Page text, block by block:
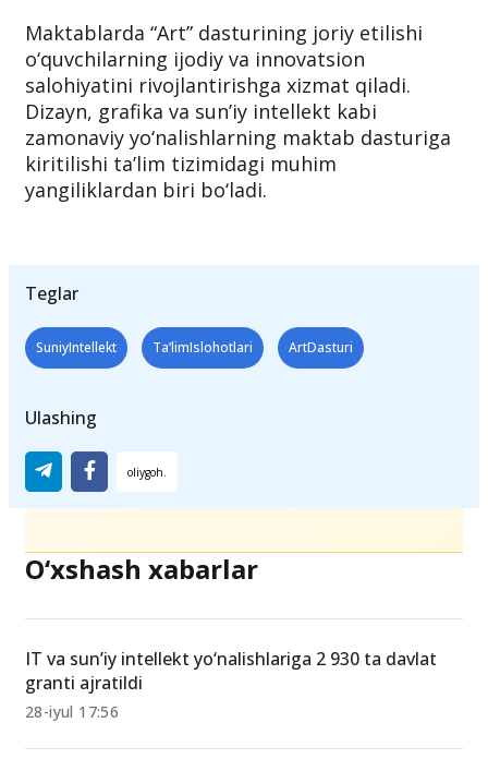
Maktablarda “Art” dasturining joriy etilishi
o‘quvchilarning ijodiy va innovatsion
salohiyatini rivojlantirishga xizmat qiladi.
Dizayn, grafika va sun’iy intellekt kabi
zamonaviy yo‘nalishlarning maktab dasturiga
kiritilishi ta’lim tizimidagi muhim
yangiliklardan biri bo‘ladi.
Teglar
SuniyIntellekt Ta’limIslohotlari ArtDasturi
Ulashing
O‘xshash xabarlar
IT va sun’iy intellekt yo‘nalishlariga 2 930 ta davlat
granti ajratildi
28-iyul 17:56